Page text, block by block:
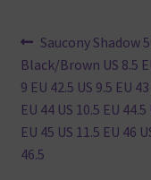
Vorheriger
Beitrag:
Saucony Shadow
Black/Brown US 8.5
9 EU 42.5 US 9.5 EU
EU 44 US 10.5 EU 44.5
EU 45 US 11.5 EU 46
46.5